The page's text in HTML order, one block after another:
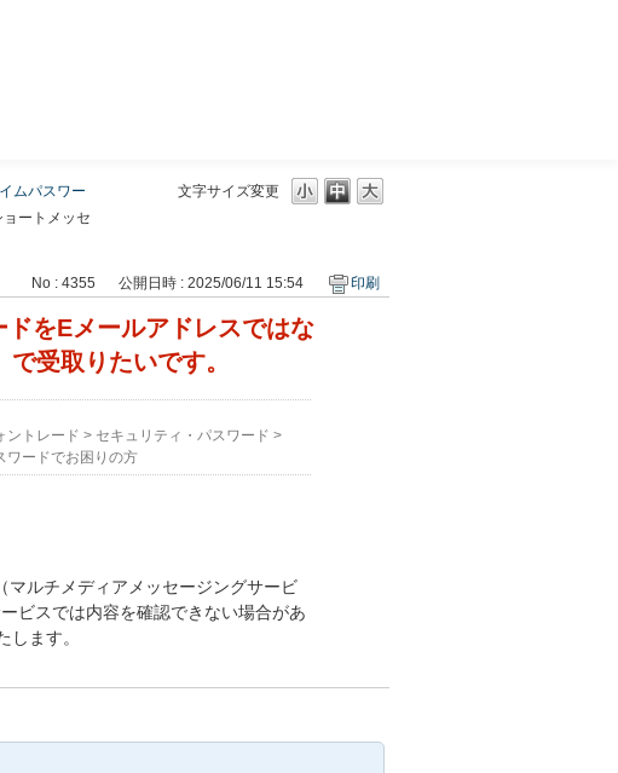
文字サイズ変更
ムパスワー
ートメッセ
No : 4355 公開日時 : 2025/06/11 15:54 印刷
をEメールアドレスではな
受取りたいです。
ントレード > セキュリティ・パスワード >
ワードでお困りの方
ルチメディアメッセージングサービ
ビスでは内容を確認できない場合があ
ます。